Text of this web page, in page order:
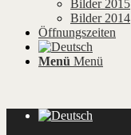
Bilder 2015
Bilder 2014
Öffnungszeiten
Menü Menü